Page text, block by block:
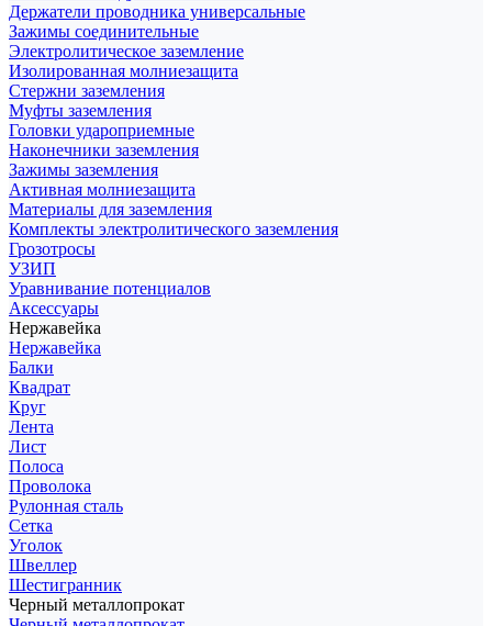
Держатели проводника универсальные
Зажимы соединительные
Электролитическое заземление
Изолированная молниезащита
Стержни заземления
Муфты заземления
Головки удароприемные
Наконечники заземления
Зажимы заземления
Активная молниезащита
Материалы для заземления
Комплекты электролитического заземления
Грозотросы
УЗИП
Уравнивание потенциалов
Аксессуары
Нержавейка
Нержавейка
Балки
Квадрат
Круг
Лента
Лист
Полоса
Проволока
Рулонная сталь
Сетка
Уголок
Швеллер
Шестигранник
Черный металлопрокат